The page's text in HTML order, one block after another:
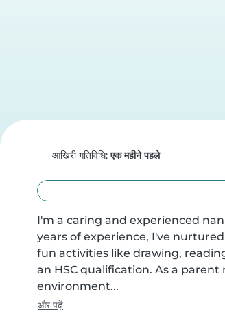
आखिरी गतिविधि:एक महीने पहले
I'm a caring and experienced
years of experience, I've
fun activities like drawing,
an HSC qualification. As a
environment...
और पढ़ें